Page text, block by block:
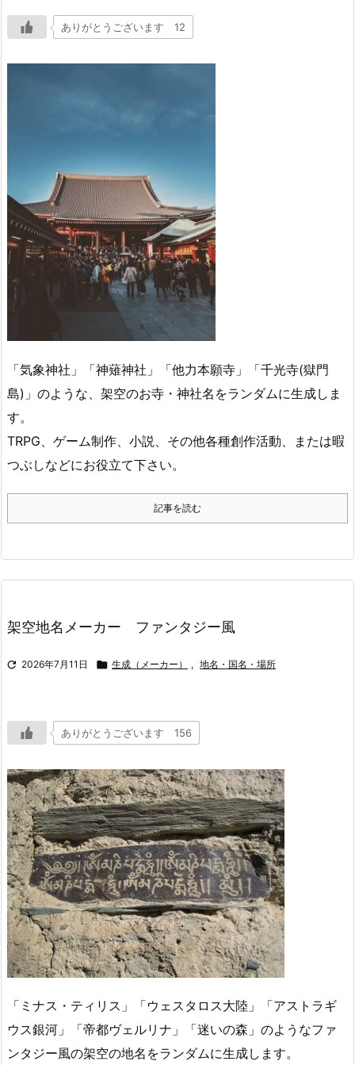
ありがとうございます 12
「気象神社」「神薙神社」「他力本願寺」「千光寺(獄門
島)」のような、架空のお寺・神社名をランダムに生成しま
す。
TRPG、ゲーム制作、小説、その他各種創作活動、または暇
つぶしなどにお役立て下さい。
記事を読む
架空地名メーカー ファンタジー風
 2026年7月11日  生成（メーカー） , 地名・国名・場所
ありがとうございます 156
「ミナス・ティリス」「ウェスタロス大陸」「アストラギ
ウス銀河」「帝都ヴェルリナ」「迷いの森」のようなファ
ンタジー風の架空の地名をランダムに生成します。